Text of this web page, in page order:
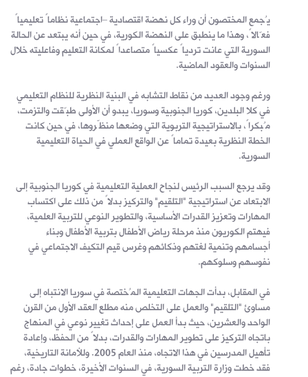
يُجمع المختصون أن وراء كل نهضة اقتصادية –اجتماعية نظاماً تعليمياً
فعّالاً، وهذا ما ينطبق على النهضة الكورية، في حين أنه يبتعد عن الحالة
السورية التي عانت تردياً عكسياً متصاعداً لمكانة التعليم وفاعليته خلال
السنوات والعقود الماضية.
ورغم وجود العديد من نقاط التشابه في البنية النظرية للنظام التعليمي
في كلا البلدين، كوريا الجنوبية وسوريا، يبدو أن الأولى طبّقت والتزمت،
مُبكراً، بالاستراتيجية التربوية التي وضعها منظّروها، في حين كانت
الخطة النظرية بعيدة تماماً عن الواقع العملي في الحياة التعليمية
السورية.
وقد يرجع السبب الرئيس لنجاح العملية التعليمية في كوريا الجنوبية إلى
الابتعاد عن استراتيجية "التلقيم" والتركيز بدلاً من ذلك على اكتساب
المهارات وتعزيز القدرات الأساسية، والتطوير النوعي للتربية العلمية،
فيهتم الكوريون منذ مرحلة رياض الأطفال بتربية الأطفال وبناء
أجسامهم وتنمية لغتهم وذكائهم وغرس قيم التكيف الاجتماعي في
نفوسهم وسلوكهم.
في المقابل، بدأت الجهات التعليمية المُختصة في سوريا الانتباه إلى
مساوئ "التلقيم" والعمل على التخلص منه مطلع العقد الأول من القرن
الواحد والعشرين، حيث بدأ العمل على إحداث تغيير نوعي في المنهاج
باتجاه التركيز على تطوير المهارات والقدرات، بدلاً من الحفظ، وإعادة
تأهيل المدرسين في هذا الاتجاه، منذ العام 2005. وللأمانة التاريخية،
فقد خطت وزارة التربية السورية، في السنوات الأخيرة، خطوات جادة، رغم